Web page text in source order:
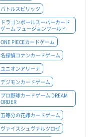
バトルスピリッツ
ドラゴンボールスーパーカード
ゲーム フュージョンワールド
ONE PIECEカードゲーム
名探偵コナンカードゲーム
ユニオンアリーナ
デジモンカードゲーム
プロ野球カードゲーム DREAM
ORDER
五等分の花嫁カードゲーム
ヴァイスシュヴァルツロゼ